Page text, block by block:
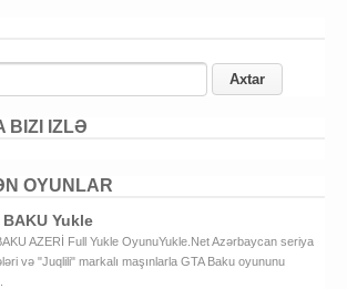
BIZI IZLƏ
OYUNLAR
BAKU Yukle
AZERİ Full Yukle OyunuYukle.Net Azərbaycan seriya
və "Juqlili" markalı maşınlarla GTA Baku oyununu